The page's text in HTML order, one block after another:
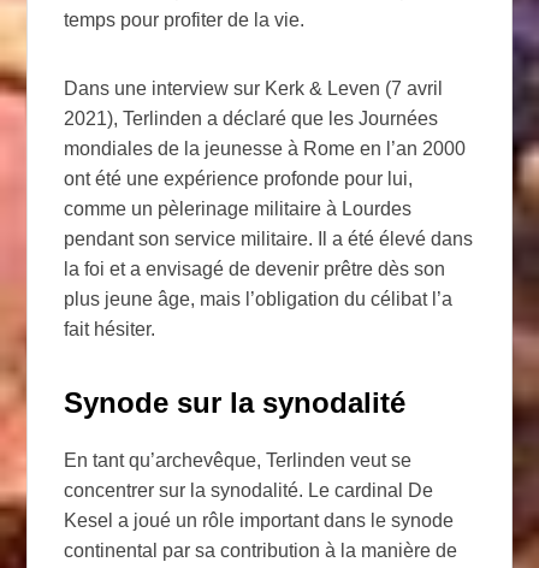
temps pour profiter de la vie.
Dans une interview sur Kerk & Leven (7 avril
2021), Terlinden a déclaré que les Journées
mondiales de la jeunesse à Rome en l’an 2000
ont été une expérience profonde pour lui,
comme un pèlerinage militaire à Lourdes
pendant son service militaire. Il a été élevé dans
la foi et a envisagé de devenir prêtre dès son
plus jeune âge, mais l’obligation du célibat l’a
fait hésiter.
Synode sur la synodalité
En tant qu’archevêque, Terlinden veut se
concentrer sur la synodalité. Le cardinal De
Kesel a joué un rôle important dans le synode
continental par sa contribution à la manière de